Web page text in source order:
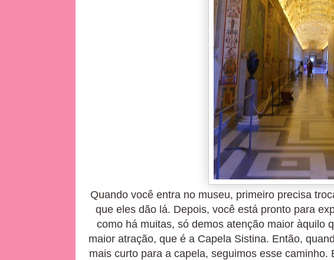
Quando você entra no museu, primeiro precisa
que eles dão lá. Depois, você está pronto para
como há muitas, só demos atenção maior àquilo
maior atração, que é a Capela Sistina. Então,
mais curto para a capela, seguimos esse